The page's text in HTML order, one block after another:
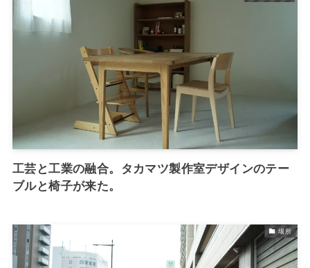
工芸と工業の融合。タカマツ製作室デザインのテー
ブルと椅子が来た。
場所